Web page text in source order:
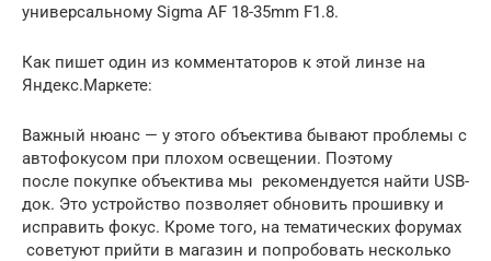
универсальному Sigma AF 18-35mm F1.8.
Как пишет один из комментаторов к этой линзе на
Яндекс.Маркете:
Важный нюанс — у этого объектива бывают проблемы с
автофокусом при плохом освещении. Поэтому
после покупке объектива мы рекомендуется найти USB-
док. Это устройство позволяет обновить прошивку и
исправить фокус. Кроме того, на тематических форумах
советуют прийти в магазин и попробовать несколько